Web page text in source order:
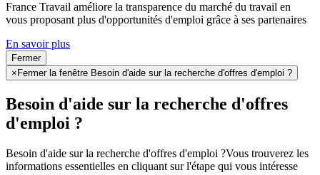
France Travail améliore la transparence du marché du travail en
vous proposant plus d'opportunités d'emploi grâce à ses partenaires
En savoir plus
Fermer
× Fermer la fenêtre Besoin d'aide sur la recherche d'offres d'emploi ?
Besoin d'aide sur la recherche d'offres
d'emploi ?
Besoin d'aide sur la recherche d'offres d'emploi ?Vous trouverez les
informations essentielles en cliquant sur l'étape qui vous intéresse